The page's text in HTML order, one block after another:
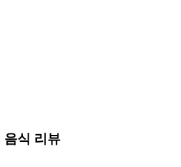
음식 리뷰